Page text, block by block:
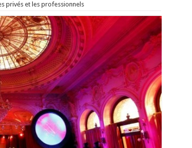
privés et les professionnels